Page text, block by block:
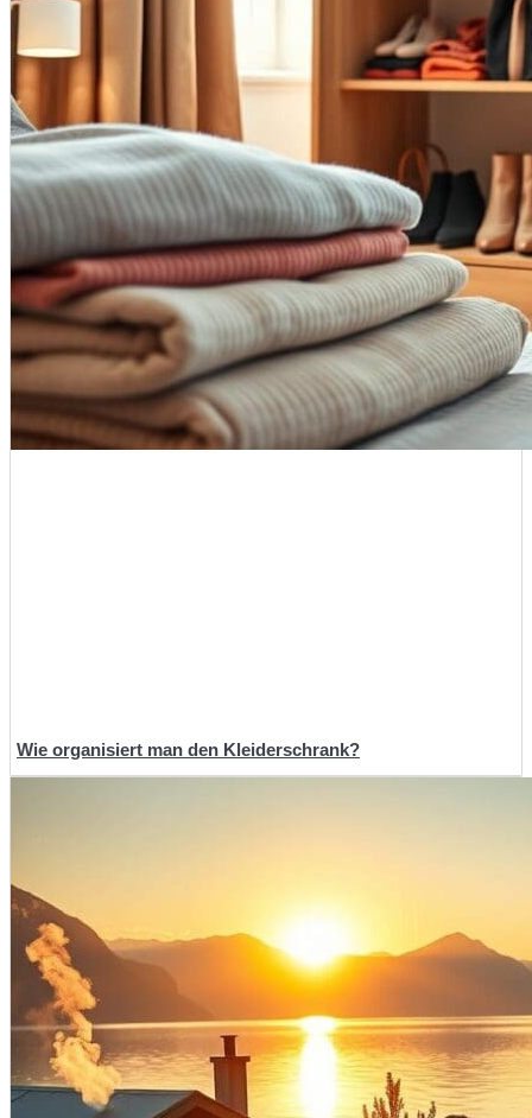
Wie organisiert man den Kleiderschrank?